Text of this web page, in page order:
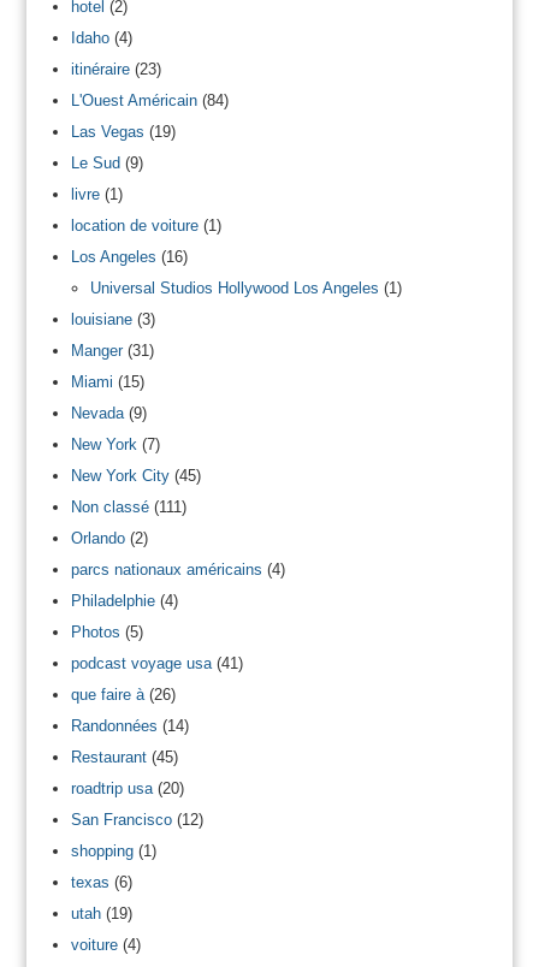
hotel (2)
Idaho(4)
itinéraire(23)
L'Ouest Américain(84)
Las Vegas (19)
Le Sud(9)
livre(1)
location de voiture(1)
Los Angeles (16)
Universal Studios Hollywood Los Angeles (1)
louisiane(3)
Manger(31)
Miami (15)
Nevada(9)
New York (7)
New York City(45)
Non classé(111)
Orlando(2)
parcs nationaux américains (4)
Philadelphie(4)
Photos (5)
podcast voyage usa(41)
que faire à(26)
Randonnées (14)
Restaurant(45)
roadtrip usa(20)
San Francisco(12)
shopping(1)
texas (6)
utah(19)
voiture(4)